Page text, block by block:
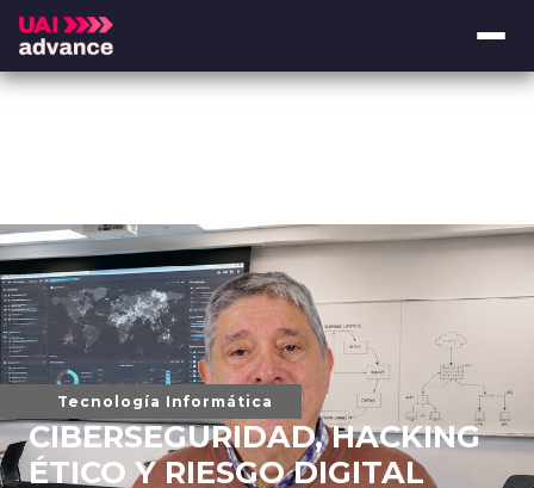
Tecnología Informática
CIBERSEGURIDAD, HACKING
ÉTICO Y RIESGO DIGITAL